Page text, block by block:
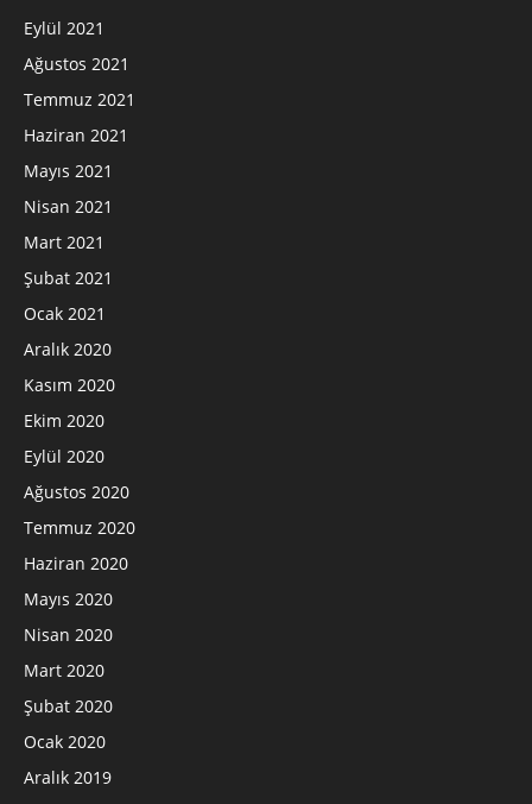
Eylül 2021
Ağustos 2021
Temmuz 2021
Haziran 2021
Mayıs 2021
Nisan 2021
Mart 2021
Şubat 2021
Ocak 2021
Aralık 2020
Kasım 2020
Ekim 2020
Eylül 2020
Ağustos 2020
Temmuz 2020
Haziran 2020
Mayıs 2020
Nisan 2020
Mart 2020
Şubat 2020
Ocak 2020
Aralık 2019